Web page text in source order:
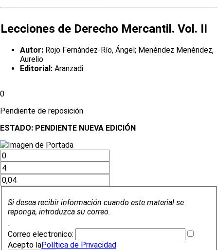
Lecciones de Derecho Mercantil. Vol. II
Autor: Rojo Fernández-Río, Ángel; Menéndez Menéndez,
Aurelio
Editorial: Aranzadi
0
Pendiente de reposición
ESTADO: PENDIENTE NUEVA EDICIÓN
Si desea recibir información cuando este material se
reponga, introduzca su correo.
.
Correo electronico:
Acepto laPolítica de Privacidad